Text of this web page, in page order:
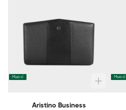
Mua sỉ
Aristino Business
Mua sỉ